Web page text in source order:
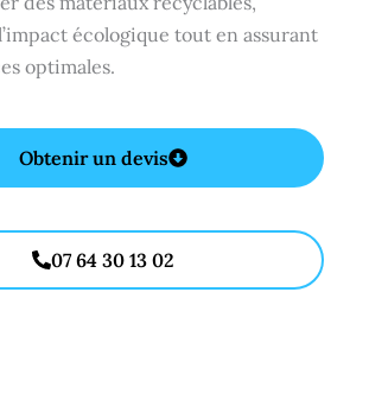
écologique tout en assurant
optimales.
Obtenir un devis
07 64 30 13 02